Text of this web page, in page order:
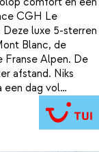
CGH Le
luxe 5-sterren
Blanc, de
Franse Alpen. De
afstand. Niks
een dag vol
appartement.
of een van de